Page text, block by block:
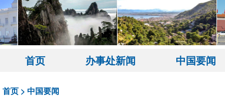
首页 办事处新闻 中国要闻
首页 > 中国要闻